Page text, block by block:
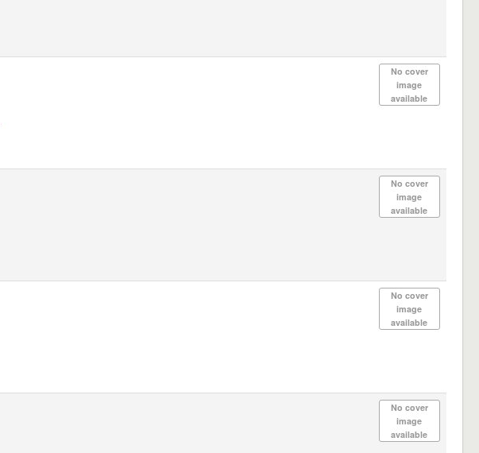
No cover
image
available
No cover
image
available
No cover
image
available
No cover
image
available